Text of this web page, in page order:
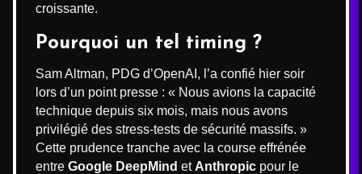
croissante.
Pourquoi un tel timing ?
Sam Altman, PDG d’OpenAI, l’a confié hier soir
lors d’un point presse : « Nous avions la capacité
technique depuis six mois, mais nous avons
privilégié des stress-tests de sécurité massifs. »
Cette prudence tranche avec la course effrénée
entre Google DeepMind et Anthropic pour le